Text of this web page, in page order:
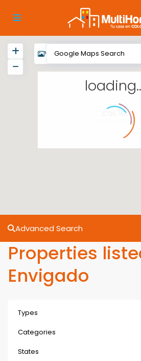
$736.9M
View My Location
Advanced Search
Properties
Envigado
Types
Categories
States